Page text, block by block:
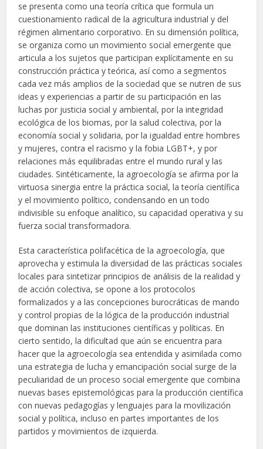
se presenta como una teoría crítica que formula un
cuestionamiento radical de la agricultura industrial y del
régimen alimentario corporativo. En su dimensión política,
se organiza como un movimiento social emergente que
articula a los sujetos que participan explícitamente en su
construcción práctica y teórica, así como a segmentos
cada vez más amplios de la sociedad que se nutren de sus
ideas y experiencias a partir de su participación en las
luchas por justicia social y ambiental, por la integridad
ecológica de los biomas, por la salud colectiva, por la
economía social y solidaria, por la igualdad entre hombres
y mujeres, contra el racismo y la fobia LGBT+, y por
relaciones más equilibradas entre el mundo rural y las
ciudades. Sintéticamente, la agroecología se afirma por la
virtuosa sinergia entre la práctica social, la teoría científica
y el movimiento político, condensando en un todo
indivisible su enfoque analítico, su capacidad operativa y su
fuerza social transformadora.
Esta característica polifacética de la agroecología, que
aprovecha y estimula la diversidad de las prácticas sociales
locales para sintetizar principios de análisis de la realidad y
de acción colectiva, se opone a los protocolos
formalizados y a las concepciones burocráticas de mando
y control propias de la lógica de la producción industrial
que dominan las instituciones científicas y políticas. En
cierto sentido, la dificultad que aún se encuentra para
hacer que la agroecología sea entendida y asimilada como
una estrategia de lucha y emancipación social surge de la
peculiaridad de un proceso social emergente que combina
nuevas bases epistemológicas para la producción científica
con nuevas pedagogías y lenguajes para la movilización
social y política, incluso en partes importantes de los
partidos y movimientos de izquierda.